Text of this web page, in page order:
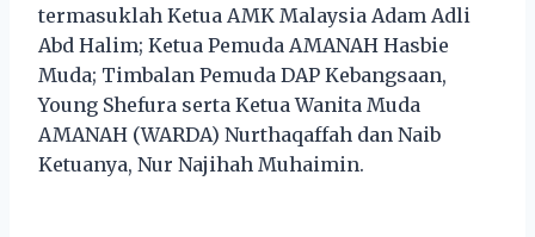
termasuklah Ketua AMK Malaysia Adam Adli
Abd Halim; Ketua Pemuda AMANAH Hasbie
Muda; Timbalan Pemuda DAP Kebangsaan,
Young Shefura serta Ketua Wanita Muda
AMANAH (WARDA) Nurthaqaffah dan Naib
Ketuanya, Nur Najihah Muhaimin.